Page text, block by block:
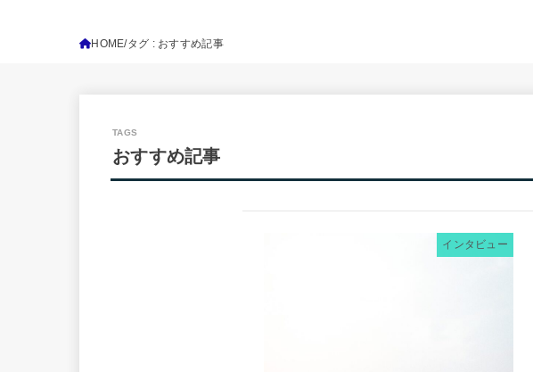
HOME タグ : おすすめ記事
おすすめ記事
インタビュー